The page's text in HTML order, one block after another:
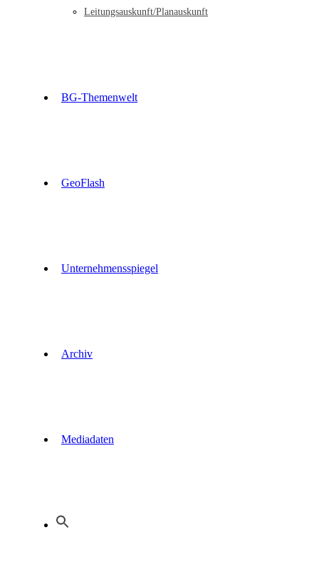
Leitungsauskunft/Planauskunft
BG-Themenwelt
GeoFlash
Unternehmensspiegel
Archiv
Mediadaten